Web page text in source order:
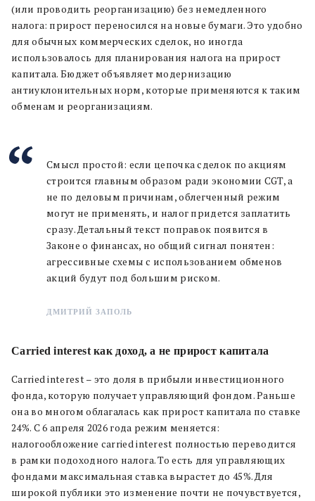
(или проводить реорганизацию) без немедленного
налога: прирост переносился на новые бумаги. Это удобно
для обычных коммерческих сделок, но иногда
использовалось для планирования налога на прирост
капитала. Бюджет объявляет модернизацию
антиуклонительных норм, которые применяются к таким
обменам и реорганизациям.
Смысл простой: если цепочка сделок по акциям
строится главным образом ради экономии CGT, а
не по деловым причинам, облегченный режим
могут не применять, и налог придется заплатить
сразу. Детальный текст поправок появится в
Законе о финансах, но общий сигнал понятен:
агрессивные схемы с использованием обменов
акций будут под большим риском.
ДМИТРИЙ ЗАПОЛЬ
Carried interest как доход, а не прирост капитала
Carried interest – это доля в прибыли инвестиционного
фонда, которую получает управляющий фондом. Раньше
она во многом облагалась как прирост капитала по ставке
24%. С 6 апреля 2026 года режим меняется:
налогообложение carried interest полностью переводится
в рамки подоходного налога. То есть для управляющих
фондами максимальная ставка вырастет до 45%. Для
широкой публики это изменение почти не почувствуется,